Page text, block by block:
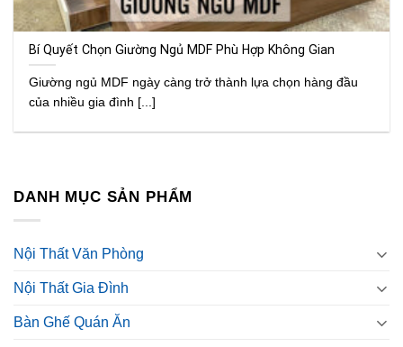
Bí Quyết Chọn Giường Ngủ MDF Phù Hợp Không Gian
Giường ngủ MDF ngày càng trở thành lựa chọn hàng đầu
của nhiều gia đình [...]
DANH MỤC SẢN PHẨM
Nội Thất Văn Phòng
Nội Thất Gia Đình
Bàn Ghế Quán Ăn